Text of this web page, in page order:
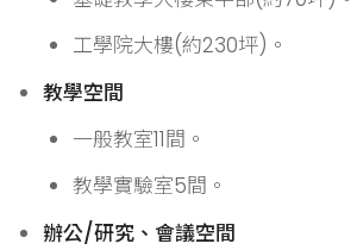
工學院大樓(約230坪)。
教學空間
一般教室11間。
教學實驗室5間。
辦公/研究、會議空間